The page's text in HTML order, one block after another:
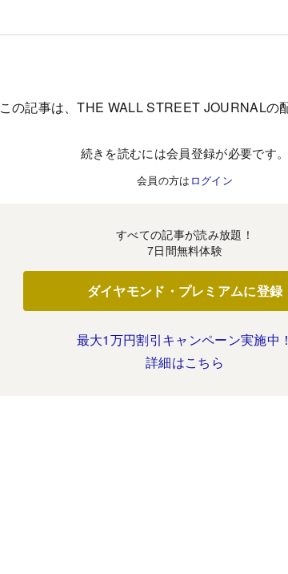
この記事は、THE WALL STREET JOURNALの
続きを読むには会員登録が必要です。
会員の方は ログイン
すべての記事が読み放題！
7日間無料体験
ダイヤモンド・プレミアムに登録
最大1万円割引キャンペーン実施中！
詳細はこちら